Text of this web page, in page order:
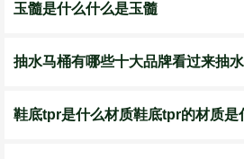
玉髓是什么什么是玉髓
鞋底tpr是什么材质鞋底tpr的材质是